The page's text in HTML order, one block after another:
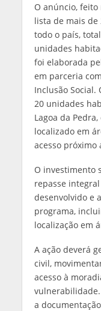
O anúncio, feito
lista de mais de
todo o país,
unidades
foi elaborada
em parceria
Inclusão Social.
20 unidades
Lagoa da
localizado em
acesso próximo
O investimento
repasse
desenvolvido e
programa,
localização em
A ação deverá
civil,
acesso à
a